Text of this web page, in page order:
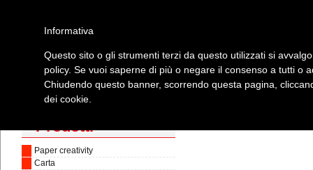
Prodotti Elenco Rivenditori Manuali Video
Prodotti
Paper creativity
Carta
Informativa
Questo sito o gli strumenti terzi da questo utilizzati si
policy. Se vuoi saperne di più o negare il consenso a tutti o
Chiudendo questo banner, scorrendo questa pagina,
dei cookie.